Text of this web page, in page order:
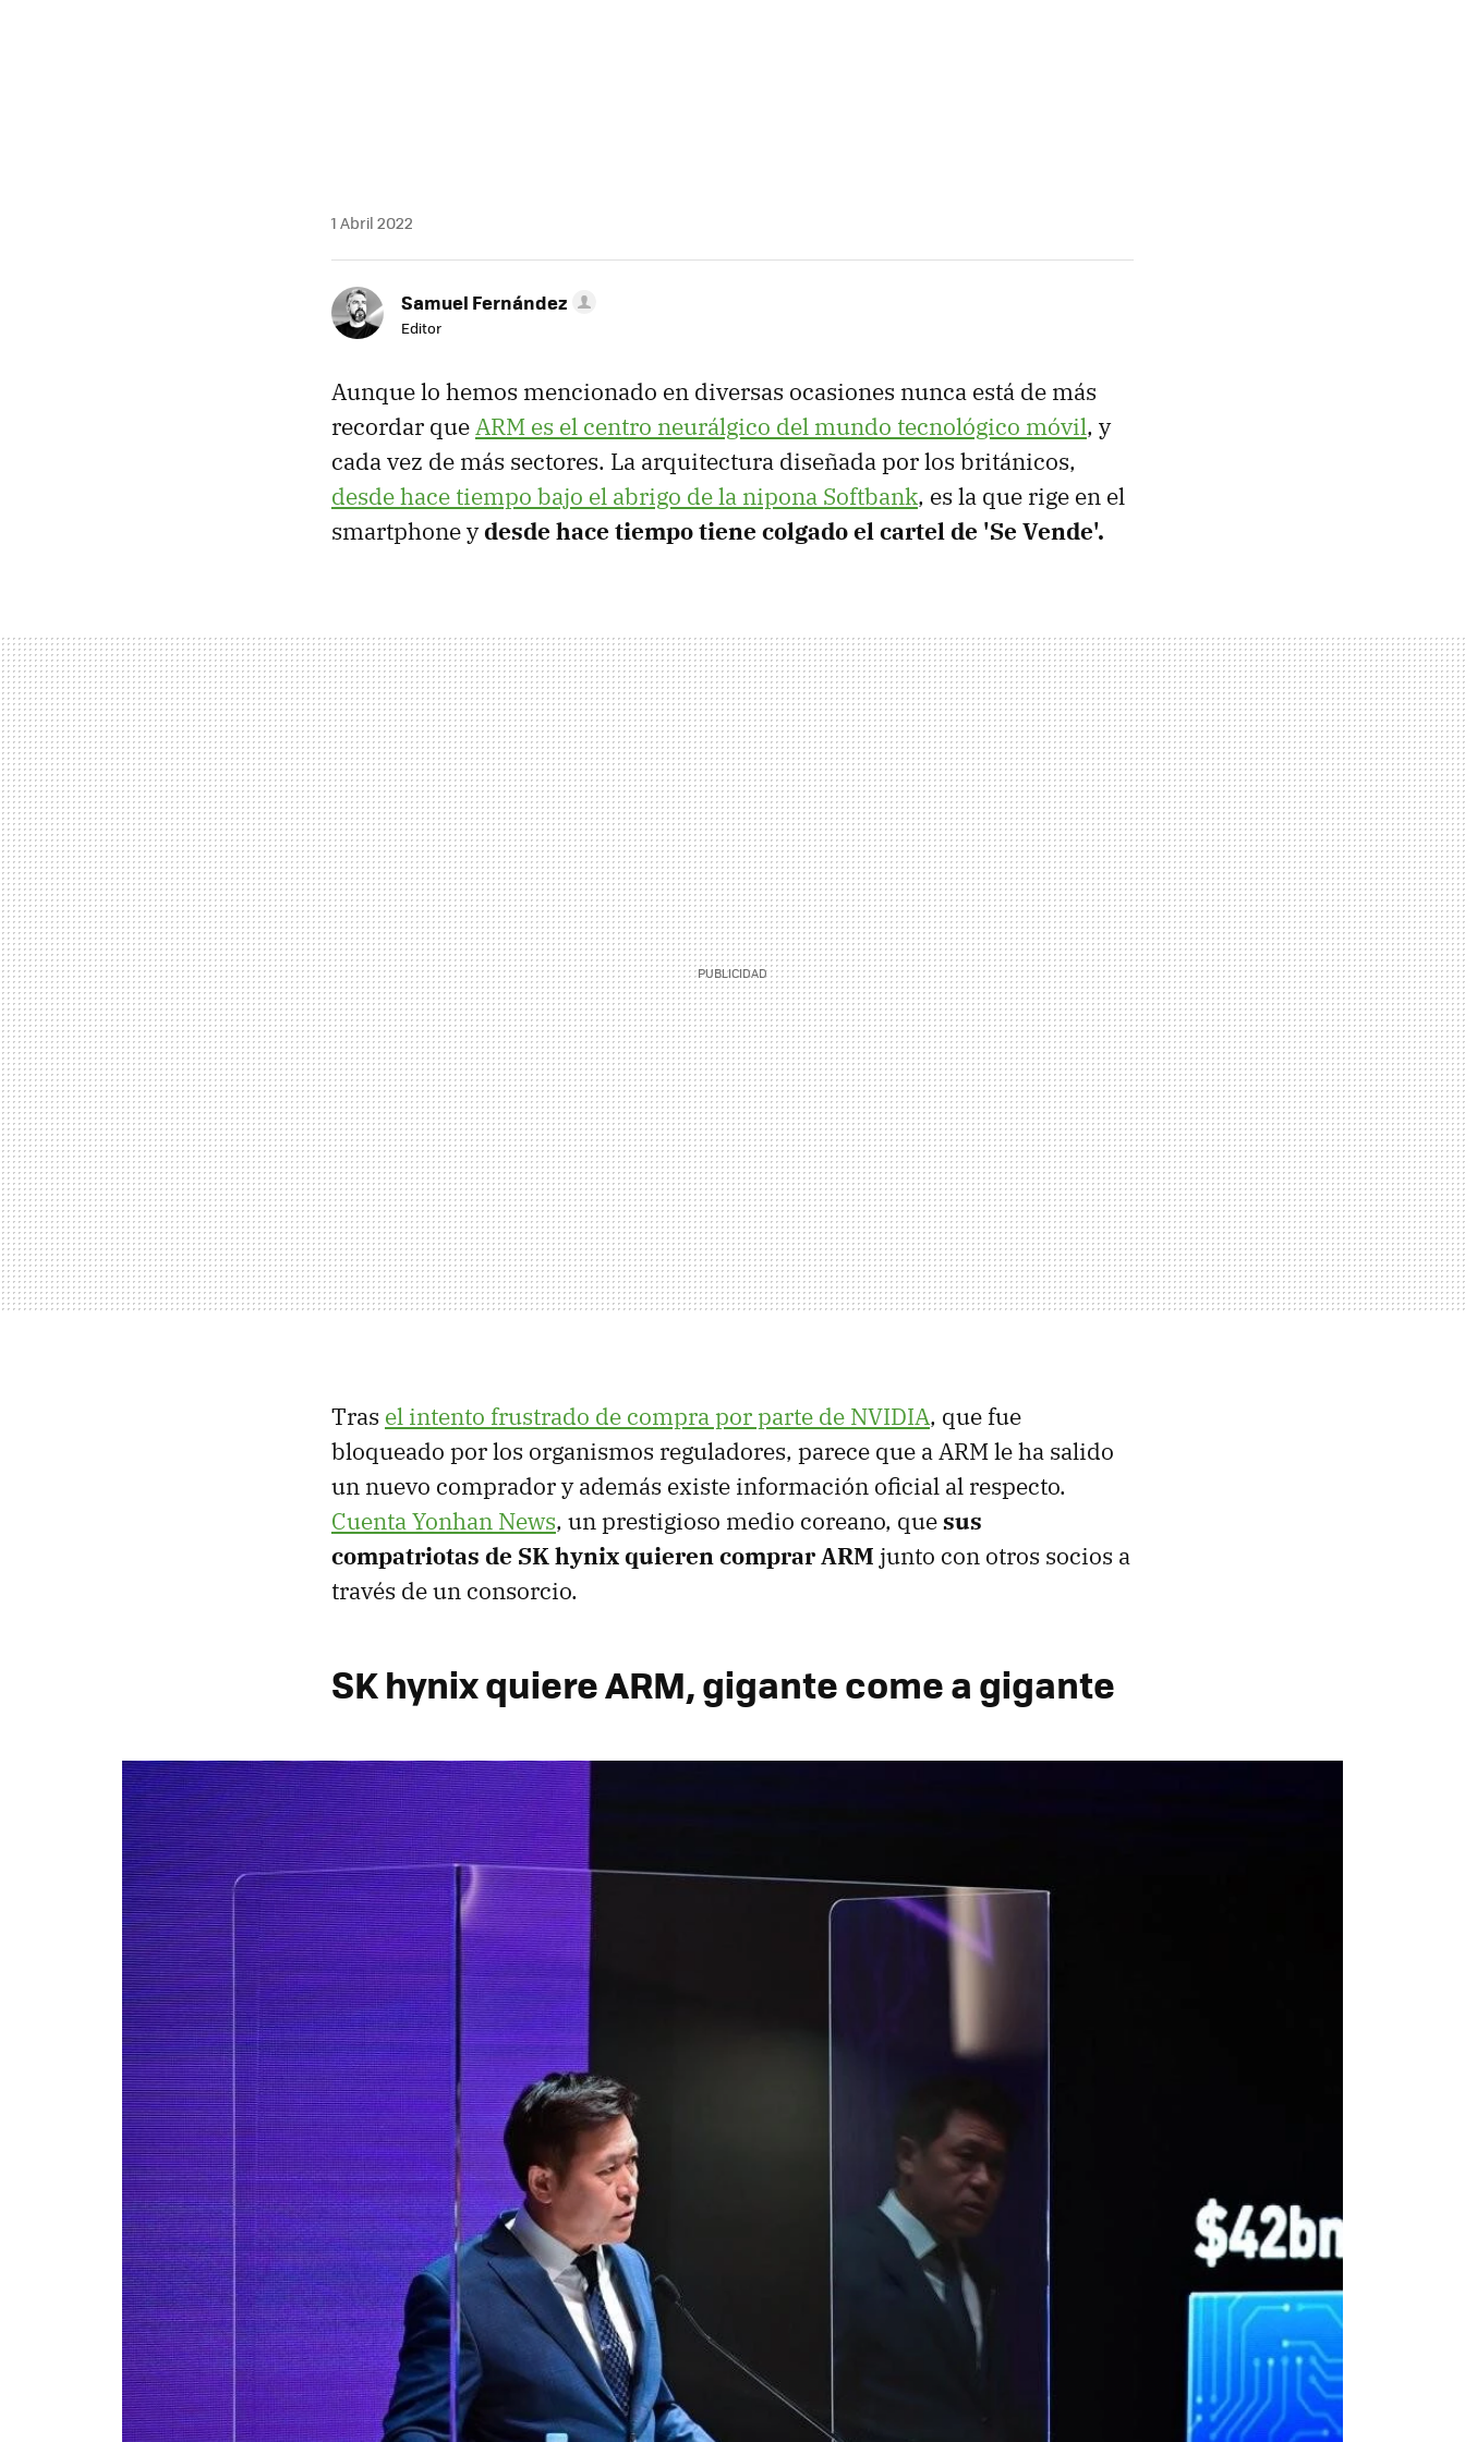
1 Abril 2022
Samuel Fernández
Editor
Aunque lo hemos mencionado en diversas ocasiones nunca está de más
recordar que ARM es el centro neurálgico del mundo tecnológico móvil, y
cada vez de más sectores. La arquitectura diseñada por los británicos,
desde hace tiempo bajo el abrigo de la nipona Softbank, es la que rige en el
smartphone ydesde hace tiempo tiene colgado el cartel de 'Se Vende'.
Tras el intento frustrado de compra por parte de NVIDIA, que fue
bloqueado por los organismos reguladores, parece que a ARM le ha salido
un nuevo comprador y además existe información oficial al respecto.
Cuenta Yonhan News, un prestigioso medio coreano, quesus
compatriotas de SK hynix quieren comprar ARM junto con otros socios a
través de un consorcio.
SK hynix quiere ARM, gigante come a gigante